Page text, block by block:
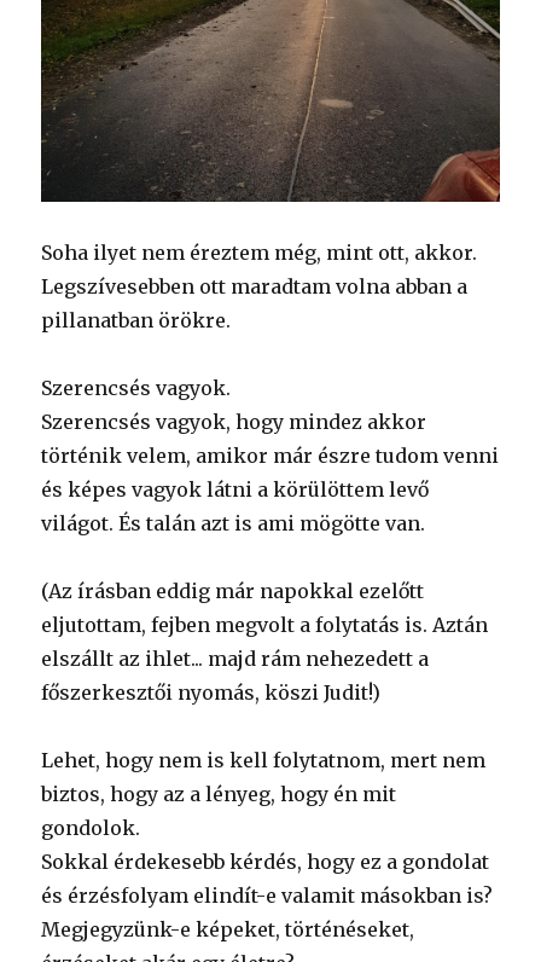
Soha ilyet nem éreztem még, mint ott, akkor.
Legszívesebben ott maradtam volna abban a
pillanatban örökre.
Szerencsés vagyok.
Szerencsés vagyok, hogy mindez akkor
történik velem, amikor már észre tudom venni
és képes vagyok látni a körülöttem levő
világot. És talán azt is ami mögötte van.
(Az írásban eddig már napokkal ezelőtt
eljutottam, fejben megvolt a folytatás is. Aztán
elszállt az ihlet... majd rám nehezedett a
főszerkesztői nyomás, köszi Judit!)
Lehet, hogy nem is kell folytatnom, mert nem
biztos, hogy az a lényeg, hogy én mit
gondolok.
Sokkal érdekesebb kérdés, hogy ez a gondolat
és érzésfolyam elindít-e valamit másokban is?
Megjegyzünk-e képeket, történéseket,